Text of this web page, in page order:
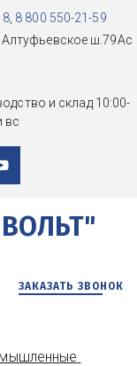
, 8 800 550-21-59
Алтуфьевское ш.79Ас
и склад 10:00-
вс
ЗАКАЗАТЬ ЗВОНОК